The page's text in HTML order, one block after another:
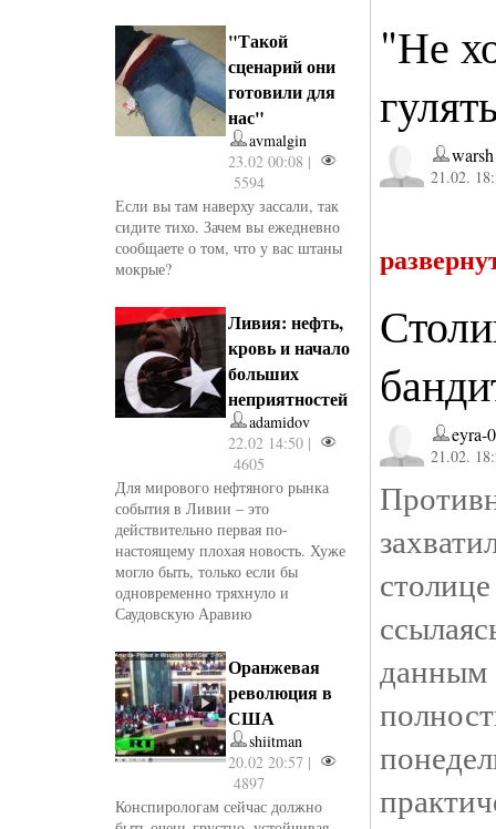
"Такой
сценарий они
готовили для
нас"
avmalgin
23.02 00:08 |
5594
Если вы там наверху зассали, так
сидите тихо. Зачем вы ежедневно
сообщаете о том, что у вас штаны
мокрые?
Ливия: нефть,
кровь и начало
больших
неприятностей
adamidov
22.02 14:50 |
4605
Для мирового нефтяного рынка
события в Ливии – это
действительно первая по-
настоящему плохая новость. Хуже
могло быть, только если бы
одновременно тряхнуло и
Саудовскую Аравию
Оранжевая
революция в
США
shiitman
20.02 20:57 |
4897
Конспирологам сейчас должно
"Не
warsh
21.02.
eyra-
21.02.